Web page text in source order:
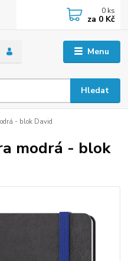
Menu
Hledat
0 ks
za 0 Kč
- blok David
modrá - blok